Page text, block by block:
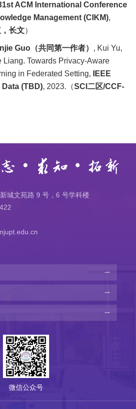
ACM International Conference
Management (CIKM),
长文）
Guo（共同第一作者） , Kui Yu,
Liang. Towards Privacy-Aware
in Federated Setting,
IEEE
(TBD), 2023. （SCI 二区/CCF-
城文苑路 9 号，6 号学科楼
微信公众号